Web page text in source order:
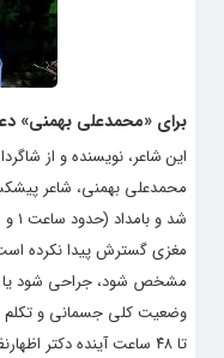
برای «محمدعلی بهمنی»
این شاعر، نویسنده و از
محمدعلی بهمنی، شاعر
مشخص شود، جراحی شود یا
وضعیت کلی جسمانی و تکلم
تا ۴۸ ساعت آینده دکتر